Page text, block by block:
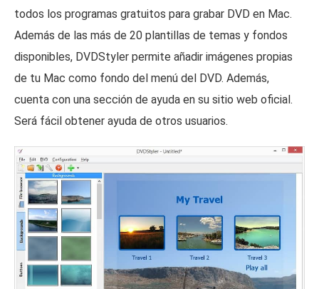
todos los programas gratuitos para grabar DVD en Mac.
Además de las más de 20 plantillas de temas y fondos
disponibles, DVDStyler permite añadir imágenes propias
de tu Mac como fondo del menú del DVD. Además,
cuenta con una sección de ayuda en su sitio web oficial.
Será fácil obtener ayuda de otros usuarios.